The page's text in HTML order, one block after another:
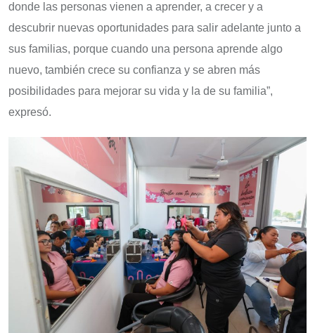
donde las personas vienen a aprender, a crecer y a
descubrir nuevas oportunidades para salir adelante junto a
sus familias, porque cuando una persona aprende algo
nuevo, también crece su confianza y se abren más
posibilidades para mejorar su vida y la de su familia”,
expresó.